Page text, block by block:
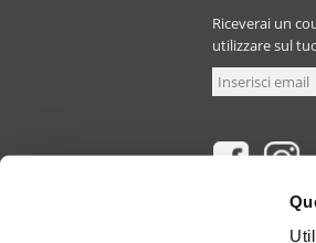
Riceverai un
utilizzare sul